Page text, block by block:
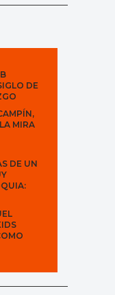
DE
MIRA
DE UN